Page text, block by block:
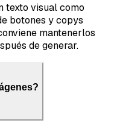
texto visual como
botones y copys
mantenerlos
de generar.